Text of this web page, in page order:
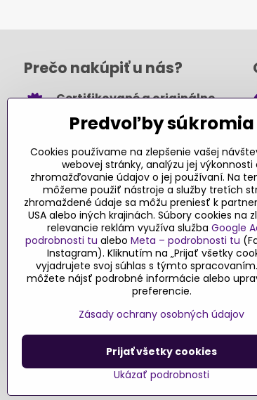
Prečo nakúpiť u nás?
Certifikované a originálne
Takmer 100% spokojných
zákazníkov
Pri nákupe nad 49 € doprava
zadarmo
Návody a tipy
Objednávky
Stav objednávky
©
Predvoľby súkromia
Cookies používame na zlepšenie vašej
webovej stránky, analýzu jej výkonnosti
zhromažďovanie údajov o jej používaní. Na
môžeme použiť nástroje a služby tretích
zhromaždené údaje sa môžu preniesť k
USA alebo iných krajinách. Súbory cookies na
relevancie reklám využíva služba Google
podrobnosti tu alebo Meta – podrobnosti tu
Instagram). Kliknutím na „Prijať všetky
vyjadrujete svoj súhlas s týmto spracovaním.
môžete nájsť podrobné informácie alebo
preferencie.
Zásady ochrany osobných údajov
Ukázať podrobnosti
Prijať všetky cookies